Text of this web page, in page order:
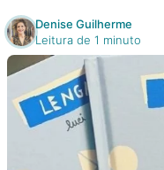
Denise Guilherme
Leitura de 1 minuto